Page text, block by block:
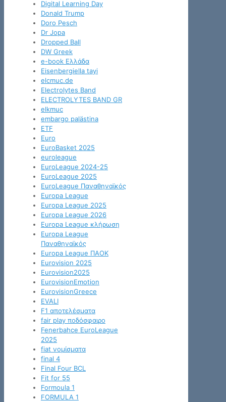
Digital Learning Day
Donald Trump
Doro Pesch
Dr Jopa
Dropped Ball
DW Greek
e-book Ελλάδα
Eisenbergiella tayi
elcmuc.de
Electrolytes Band
ELECTROLYTES BAND GR
elkmuc
embargo palästina
ETF
Euro
EuroBasket 2025
euroleague
EuroLeague 2024-25
EuroLeague 2025
EuroLeague Παναθηναϊκός
Europa League
Europa League 2025
Europa League 2026
Europa League κλήρωση
Europa League
Παναθηναϊκός
Europa League ΠΑΟΚ
Eurovision 2025
Eurovision2025
EurovisionEmotion
EurovisionGreece
EVALI
F1 αποτελέσματα
fair play ποδόσφαιρο
Fenerbahce EuroLeague
2025
fiat νομίσματα
final 4
Final Four BCL
Fit for 55
Formoula 1
FORMULA 1